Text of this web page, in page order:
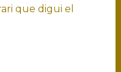
que digui el